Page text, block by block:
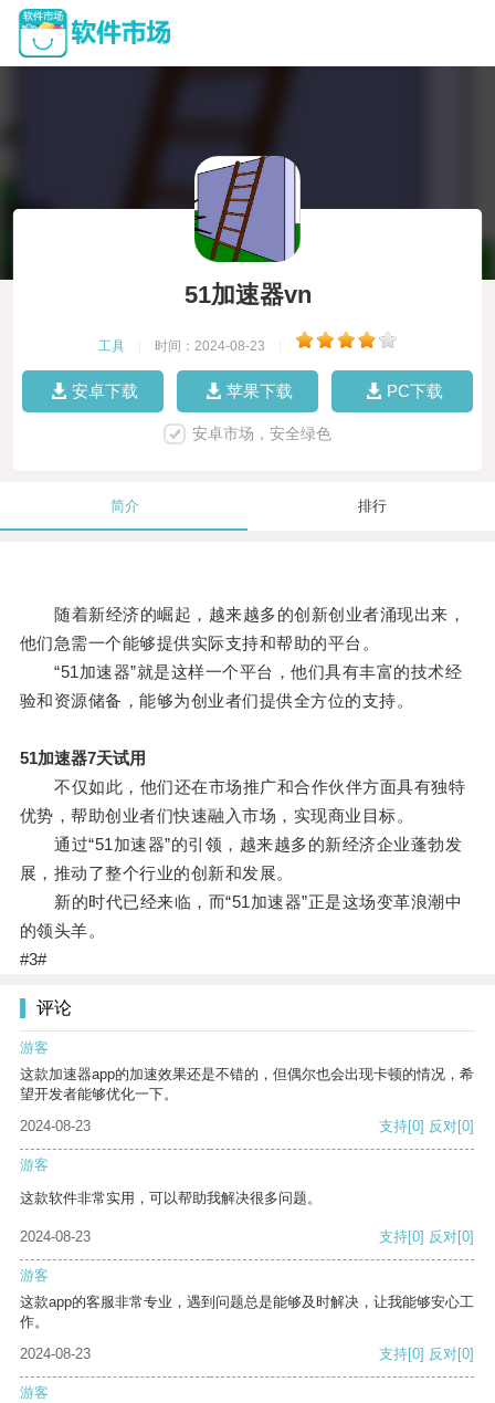
51加速器vn
工具 时间：2024-08-23
安卓下载 苹果下载 PC下载
安卓市场，安全绿色
简介 排行
随着新经济的崛起，越来越多的创新创业者涌现出来，
他们急需一个能够提供实际支持和帮助的平台。
“51加速器”就是这样一个平台，他们具有丰富的技术经
验和资源储备，能够为创业者们提供全方位的支持。
51加速器7天试用
不仅如此，他们还在市场推广和合作伙伴方面具有独特
优势，帮助创业者们快速融入市场，实现商业目标。
通过“51加速器”的引领，越来越多的新经济企业蓬勃发
展，推动了整个行业的创新和发展。
新的时代已经来临，而“51加速器”正是这场变革浪潮中
的领头羊。
#3#
评论
游客
这款加速器app的加速效果还是不错的，但偶尔也会出现卡顿的情况，希
望开发者能够优化一下。
2024-08-23
支持[0] 反对[0]
游客
这款软件非常实用，可以帮助我解决很多问题。
2024-08-23 支持[0] 反对[0]
游客
这款app的客服非常专业，遇到问题总是能够及时解决，让我能够安心工
作。
2024-08-23
支持[0] 反对[0]
游客